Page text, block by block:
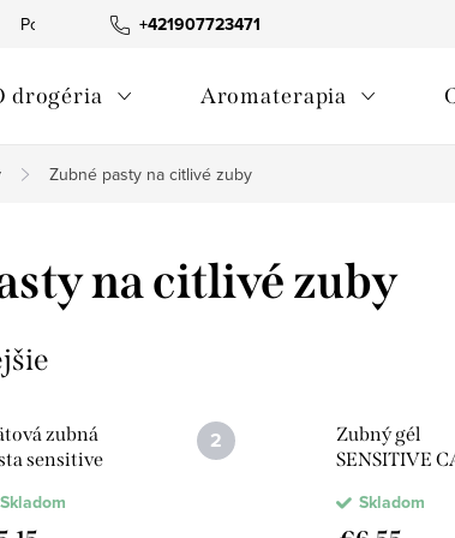
+421907723471
Podmienky ochrany osobných údajov
drogéria Aromaterapia
Zubné pasty na citlivé zuby
na citlivé zuby
zubná
sensitive
Skladom
Zubný gél
SENSITIVE
Skladom